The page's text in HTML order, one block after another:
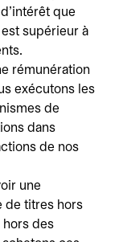
que
supérieur à
rémunération
exécutons les
de
dans
de nos
une
de titres hors
hors des